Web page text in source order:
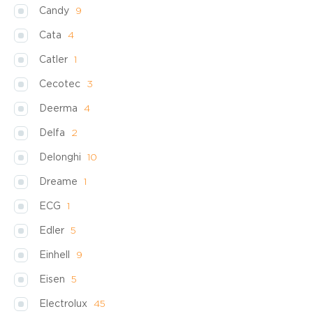
Candy 9
Cata 4
Catler 1
Cecotec 3
Deerma 4
Delfa 2
Delonghi 10
Dreame 1
ECG 1
Edler 5
Einhell 9
Eisen 5
Electrolux 45